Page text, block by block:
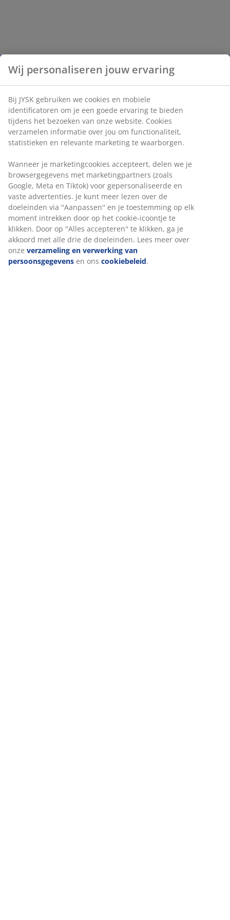
Wij personaliseren jouw ervaring
Bij JYSK gebruiken we cookies en mobiele
identificatoren om je een goede ervaring te bieden
tijdens het bezoeken van onze website. Cookies
verzamelen informatie over jou om functionaliteit,
statistieken en relevante marketing te waarborgen.
Wanneer je marketingcookies accepteert, delen we je
browsergegevens met marketingpartners (zoals
Google, Meta en Tiktok) voor gepersonaliseerde en
vaste advertenties. Je kunt meer lezen over de
doeleinden via ''Aanpassen'' en je toestemming op elk
moment intrekken door op het cookie-icoontje te
klikken. Door op ''Alles accepteren'' te klikken, ga je
akkoord met alle drie de doeleinden. Lees meer over
onze verzameling en verwerking van
persoonsgegevens en ons cookiebeleid.